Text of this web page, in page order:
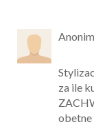
za ile
obetne